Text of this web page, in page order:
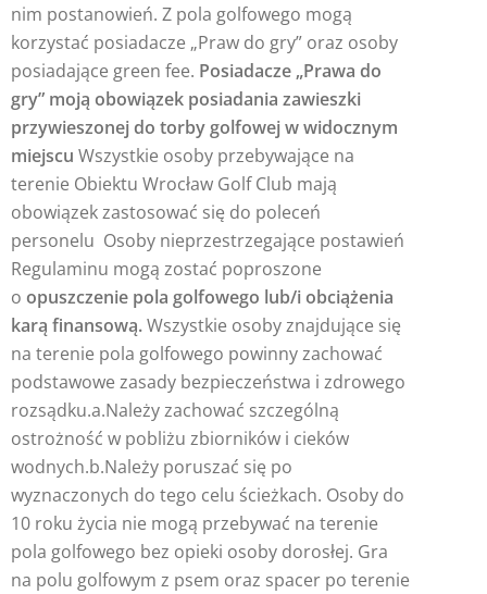
nim postanowień. Z pola golfowego mogą
korzystać posiadacze „Praw do gry” oraz osoby
posiadające green fee. Posiadacze „Prawa do
gry” moją obowiązek posiadania zawieszki
przywieszonej do torby golfowej w widocznym
miejscu Wszystkie osoby przebywające na
terenie Obiektu Wrocław Golf Club mają
obowiązek zastosować się do poleceń
personelu Osoby nieprzestrzegające postawień
Regulaminu mogą zostać poproszone
o opuszczenie pola golfowego lub/i obciążenia
karą finansową.Wszystkie osoby znajdujące się
na terenie pola golfowego powinny zachować
podstawowe zasady bezpieczeństwa i zdrowego
rozsądku.a.Należy zachować szczególną
ostrożność w pobliżu zbiorników i cieków
wodnych.b.Należy poruszać się po
wyznaczonych do tego celu ścieżkach. Osoby do
10 roku życia nie mogą przebywać na terenie
pola golfowego bez opieki osoby dorosłej. Gra
na polu golfowym z psem oraz spacer po terenie